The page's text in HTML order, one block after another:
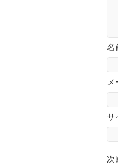
名
メ
サ
次